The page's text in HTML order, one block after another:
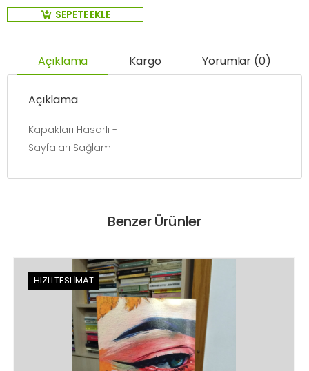
SEPETE EKLE
Açıklama Kargo Yorumlar (0)
Açıklama
Kapakları Hasarlı -
Sayfaları Sağlam
Benzer Ürünler
HIZLI TESLİMAT